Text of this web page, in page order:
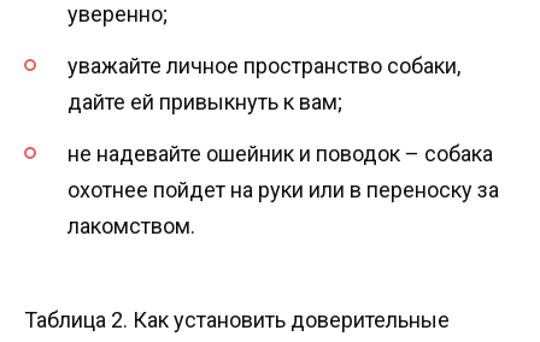
уверенно;
уважайте личное пространство собаки,
дайте ей привыкнуть к вам;
не надевайте ошейник и поводок – собака
охотнее пойдет на руки или в переноску за
лакомством.
Таблица 2. Как установить доверительные